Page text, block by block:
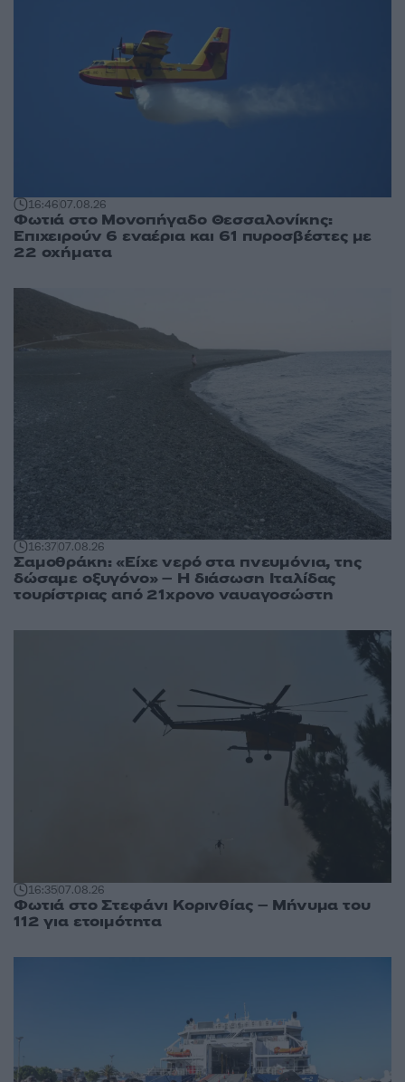
16:4607.08.26
Φωτιά στο Μονοπήγαδο Θεσσαλονίκης:
Επιχειρούν 6 εναέρια και 61 πυροσβέστες με
22 οχήματα
16:3707.08.26
Σαμοθράκη: «Είχε νερό στα πνευμόνια, της
δώσαμε οξυγόνο» – Η διάσωση Ιταλίδας
τουρίστριας από 21χρονο ναυαγοσώστη
16:3507.08.26
Φωτιά στο Στεφάνι Κορινθίας – Μήνυμα του
112 για ετοιμότητα